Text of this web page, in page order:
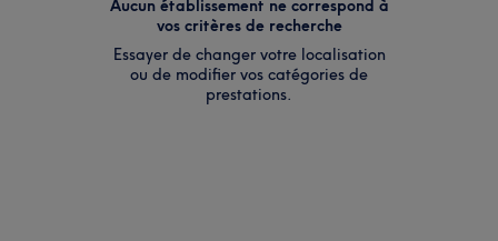
Aucun établissement ne correspond à
vos critères de recherche
Essayer de changer votre localisation
ou de modifier vos catégories de
prestations.